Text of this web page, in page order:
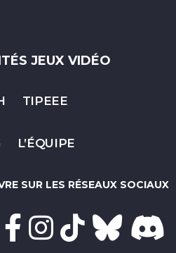
JEUX VIDÉO
TIPEEE
L’ÉQUIPE
SUR LES RÉSEAUX SOCIAUX